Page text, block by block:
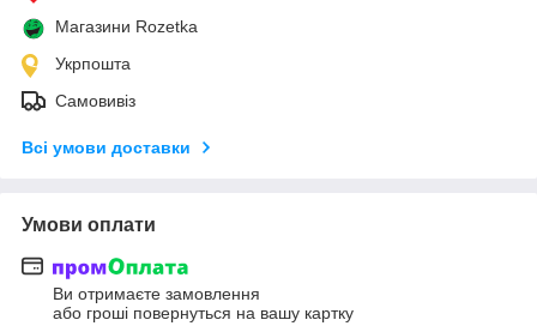
Магазини Rozetka
Укрпошта
Самовивіз
Всі умови доставки
Умови оплати
Ви отримаєте замовлення
або гроші повернуться на вашу картку